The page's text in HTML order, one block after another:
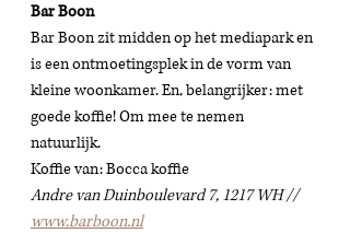
Bar Boon
Bar Boon zit midden op het mediapark en
is een ontmoetingsplek in de vorm van
kleine woonkamer. En, belangrijker: met
goede koffie! Om mee te nemen
natuurlijk.
Koffie van: Bocca koffie
Andre van Duinboulevard 7, 1217 WH //
www.barboon.nl